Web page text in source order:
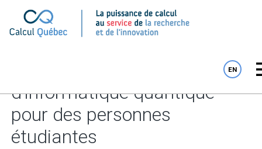
EN
d’informatique quantique
pour des personnes
étudiantes